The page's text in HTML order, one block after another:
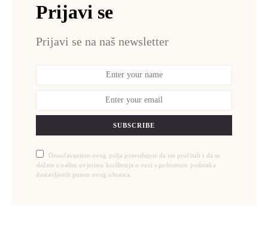
Prijavi se
Prijavi se na naš newsletter
SUBSCRIBE
Označavanjem ovog polja potvrđujete da ste pročitali i da se
slažete s našim uvjetima korištenja u vezi s pohranom podataka
dostavljenih putem ovog obrasca.